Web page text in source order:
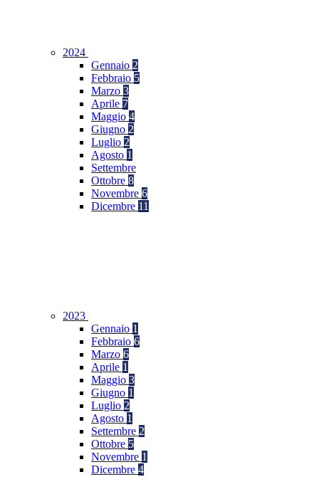
2024
Gennaio 2
Febbraio 5
Marzo 3
Aprile 7
Maggio 4
Giugno 2
Luglio 2
Agosto 1
Settembre
Ottobre 8
Novembre 6
Dicembre 11
2023
Gennaio 1
Febbraio 6
Marzo 6
Aprile 1
Maggio 3
Giugno 1
Luglio 2
Agosto 1
Settembre 2
Ottobre 5
Novembre 1
Dicembre 4